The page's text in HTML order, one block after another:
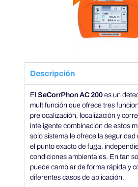
h
o
n
A
C
Descripción
El SeCorrPhon AC 200es un
multifunción que ofrece tres
prelocalización, localización y
inteligente combinación de estos
solo sistema le ofrece la seguridad
el punto exacto de fuga,
condiciones ambientales. En tan
puede cambiar de forma rápida y
diferentes casos de aplicación.